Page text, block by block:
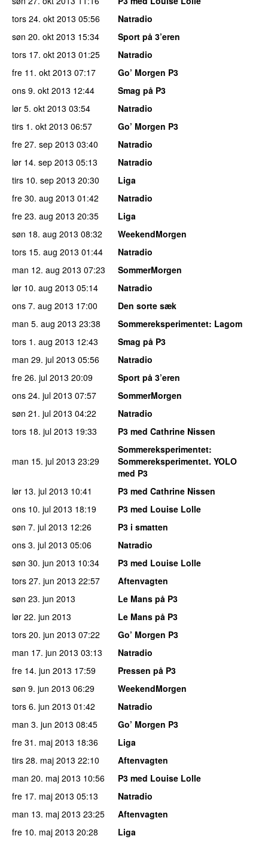
tors 24. okt 2013 05:56
Natradio
søn 20. okt 2013 15:34
Sport på 3’eren
tors 17. okt 2013 01:25
Natradio
fre 11. okt 2013 07:17
Go’ Morgen P3
ons 9. okt 2013 12:44
Smag på P3
lør 5. okt 2013 03:54
Natradio
tirs 1. okt 2013 06:57
Go’ Morgen P3
fre 27. sep 2013 03:40
Natradio
lør 14. sep 2013 05:13
Natradio
tirs 10. sep 2013 20:30
Liga
fre 30. aug 2013 01:42
Natradio
fre 23. aug 2013 20:35
Liga
søn 18. aug 2013 08:32
WeekendMorgen
tors 15. aug 2013 01:44
Natradio
man 12. aug 2013 07:23
SommerMorgen
lør 10. aug 2013 05:14
Natradio
ons 7. aug 2013 17:00
Den sorte sæk
man 5. aug 2013 23:38 Sommereksperimentet: Lagom
tors 1. aug 2013 12:43
Smag på P3
man 29. jul 2013 05:56
Natradio
fre 26. jul 2013 20:09
Sport på 3’eren
ons 24. jul 2013 07:57
SommerMorgen
søn 21. jul 2013 04:22
Natradio
tors 18. jul 2013 19:33 P3 med Cathrine Nissen
man 15. jul 2013 23:29
Sommereksperimentet:
Sommereksperimentet. YOLO
med P3
lør 13. jul 2013 10:41
P3 med Cathrine Nissen
ons 10. jul 2013 18:19
P3 med Louise Lolle
søn 7. jul 2013 12:26
P3 i smatten
ons 3. jul 2013 05:06
Natradio
søn 30. jun 2013 10:34
P3 med Louise Lolle
tors 27. jun 2013 22:57
Aftenvagten
søn 23. jun 2013
Le Mans på P3
lør 22. jun 2013
Le Mans på P3
tors 20. jun 2013 07:22
Go’ Morgen P3
man 17. jun 2013 03:13
Natradio
fre 14. jun 2013 17:59
Pressen på P3
søn 9. jun 2013 06:29
WeekendMorgen
tors 6. jun 2013 01:42
Natradio
man 3. jun 2013 08:45
Go’ Morgen P3
fre 31. maj 2013 18:36
Liga
tirs 28. maj 2013 22:10
Aftenvagten
man 20. maj 2013 10:56
P3 med Louise Lolle
fre 17. maj 2013 05:13
Natradio
man 13. maj 2013 23:25
Aftenvagten
fre 10. maj 2013 20:28
Liga